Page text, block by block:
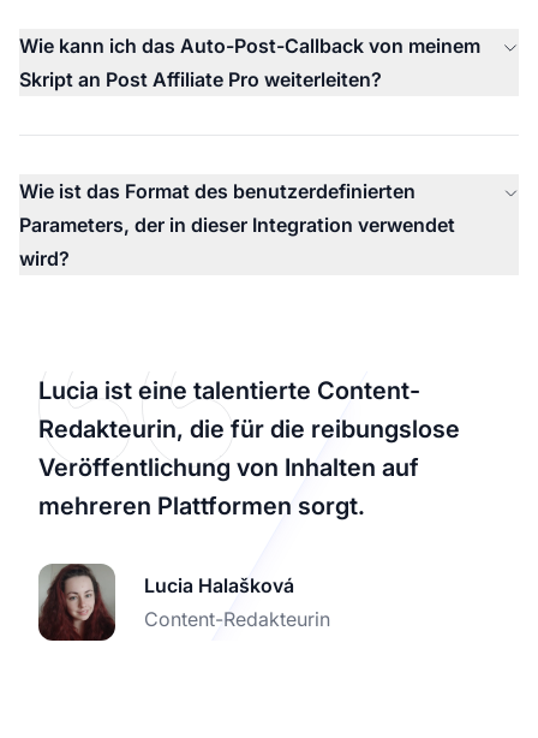
Wie kann ich das Auto-Post-Callback von meinem
Skript an Post Affiliate Pro weiterleiten?
Wie ist das Format des benutzerdefinierten
Parameters, der in dieser Integration verwendet
wird?
Lucia ist eine talentierte Content-
Redakteurin, die für die reibungslose
Veröffentlichung von Inhalten auf
mehreren Plattformen sorgt.
Lucia Halašková
Content-Redakteurin